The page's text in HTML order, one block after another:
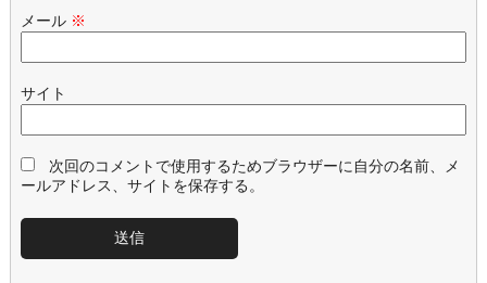
メール ※
サイト
次回のコメントで使用するためブラウザーに自分の名前、メ
ールアドレス、サイトを保存する。